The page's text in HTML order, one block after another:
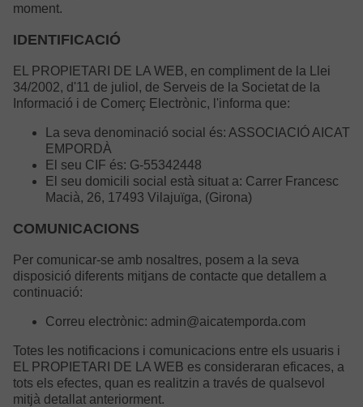
moment.
IDENTIFICACIÓ
EL PROPIETARI DE LA WEB, en compliment de la Llei
34/2002, d'11 de juliol, de Serveis de la Societat de la
Informació i de Comerç Electrònic, l'informa que:
La seva denominació social és: ASSOCIACIÓ AICAT
EMPORDÀ
El seu CIF és: G-55342448
El seu domicili social està situat a: Carrer Francesc
Macià, 26, 17493 Vilajuïga, (Girona)
COMUNICACIONS
Per comunicar-se amb nosaltres, posem a la seva
disposició diferents mitjans de contacte que detallem a
continuació:
Correu electrònic: admin@aicatemporda.com
Totes les notificacions i comunicacions entre els usuaris i
EL PROPIETARI DE LA WEB es consideraran eficaces, a
tots els efectes, quan es realitzin a través de qualsevol
mitjà detallat anteriorment.